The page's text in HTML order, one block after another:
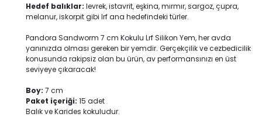
Hedef balıklar: levrek, istavrit, eşkina, mırmır, sargoz, çupra,
melanur, iskorpit gibi lrf ana hedefindeki türler.
Pandora Sandworm 7 cm Kokulu Lrf Silikon Yem, her avda
yanınızda olması gereken bir yemdir. Gerçekçilik ve cezbedicilik
konusunda rakipsiz olan bu ürün, av performansınızı en üst
seviyeye çıkaracak!
Boy: 7 cm
Paket içeriği: 15 adet
Balık ve Karides kokuludur.